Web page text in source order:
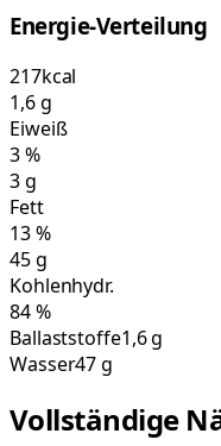
Energie-Verteilung
217kcal
1,6g
Eiweiß
3%
3g
Fett
13%
45g
Kohlenhydr.
84%
Ballaststoffe1,6 g
Wasser47 g
Vollständige